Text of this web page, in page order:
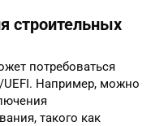
строительных
потребоваться
UEFI. Например, можно
такого как